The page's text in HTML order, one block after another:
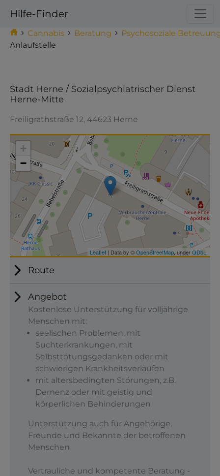
Hilfe-Finder
Cannabis Beratung
Psychosoziale
Anlaufstelle
Stadt Herne / Sozialpsychiatrischer Dienst
Herne-Mitte
Freiligrathstraße 12, 44623 Herne
Route
Angebot
Kostenlose Unterstützung für volljährige
Menschen mit:
seelischen Problemen, mit
Suchterkrankungen, mit
Selbsttötungsgedanken oder mit
schwierigen Krankheitsverläufen
mit altersbedingten Störungen, z.B.
Demenz oder mit geistig und
körperlichen Behinderungen
Unterstützung auch für Angehörige,
Freunde und Bekannte der betroffenen
Menschen
Vertrauliche und kompetente Beratung -
Make this Notebook Trusted to load map: File ->
Trust Notebook